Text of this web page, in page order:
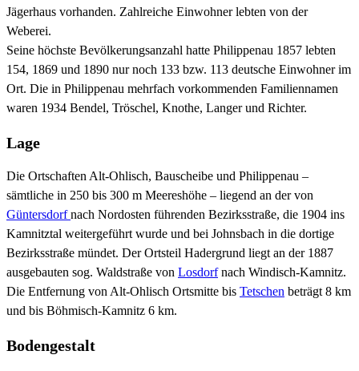
Jägerhaus vorhanden. Zahlreiche Einwohner lebten von der
Weberei.
Seine höchste Bevölkerungsanzahl hatte Philippenau 1857 lebten
154, 1869 und 1890 nur noch 133 bzw. 113 deutsche Einwohner im
Ort. Die in Philippenau mehrfach vorkommenden Familiennamen
waren 1934 Bendel, Tröschel, Knothe, Langer und Richter.
Lage
Die Ortschaften Alt-Ohlisch, Bauscheibe und Philippenau –
sämtliche in 250 bis 300 m Meereshöhe – liegend an der von
Güntersdorfnach Nordosten führenden Bezirksstraße, die 1904 ins
Kamnitztal weitergeführt wurde und bei Johnsbach in die dortige
Bezirksstraße mündet. Der Ortsteil Hadergrund liegt an der 1887
ausgebauten sog. Waldstraße von Losdorfnach Windisch-Kamnitz.
Die Entfernung von Alt-Ohlisch Ortsmitte bis Tetschen beträgt 8 km
und bis Böhmisch-Kamnitz 6 km.
Bodengestalt